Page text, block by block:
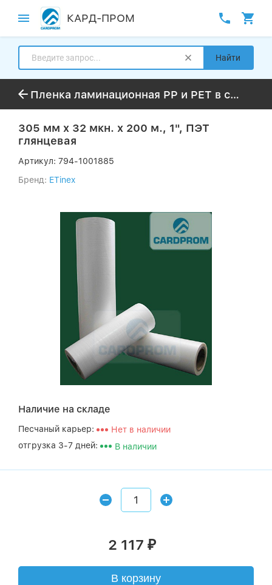
КАРД-ПРОМ
Найти
Пленка ламинационная PP и PET в стандартной намотке 50-300м
305 мм x 32 мкн. x 200 м., 1", ПЭТ
глянцевая
Артикул: 794-1001885
Бренд: ETinex
Наличие на складе
Песчаный карьер:
Нет в наличии
отгрузка 3-7 дней:
В наличии
2 117 ₽
В корзину